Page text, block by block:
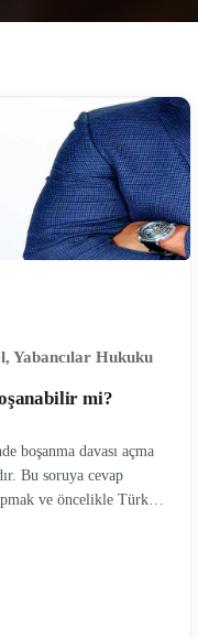
, Yabancılar Hukuku
mi?
boşanma davası açma
Bu soruya cevap
ve öncelikle Türk
Yabancı Uyruklu
mahkemelerinin yetkisi,